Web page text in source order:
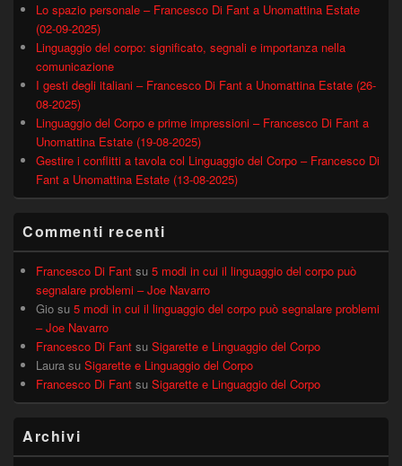
Lo spazio personale – Francesco Di Fant a Unomattina Estate
(02-09-2025)
Linguaggio del corpo: significato, segnali e importanza nella
comunicazione
I gesti degli italiani – Francesco Di Fant a Unomattina Estate (26-
08-2025)
Linguaggio del Corpo e prime impressioni – Francesco Di Fant a
Unomattina Estate (19-08-2025)
Gestire i conflitti a tavola col Linguaggio del Corpo – Francesco Di
Fant a Unomattina Estate (13-08-2025)
Commenti recenti
Francesco Di Fant su 5 modi in cui il linguaggio del corpo può
segnalare problemi – Joe Navarro
Gio su 5 modi in cui il linguaggio del corpo può segnalare problemi
– Joe Navarro
Francesco Di Fant su Sigarette e Linguaggio del Corpo
Laura su Sigarette e Linguaggio del Corpo
Francesco Di Fant su Sigarette e Linguaggio del Corpo
Archivi